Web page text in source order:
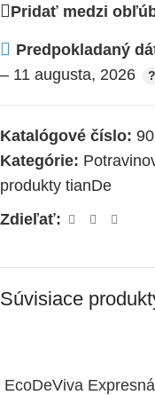
Pridať medzi
Predpokladaný
– 11 augusta, 2026
Katalógové číslo:
Kategórie:
produkty tianDe
Zdieľať:
Súvisiace
EcoDeViva Expresná